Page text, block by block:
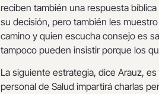
reciben también una respuesta
su decisión, pero también les
camino y quien escucha consejo es
tampoco pueden insistir porque los
La siguiente estrategia, dice Arauz,
personal de Salud impartirá charlas